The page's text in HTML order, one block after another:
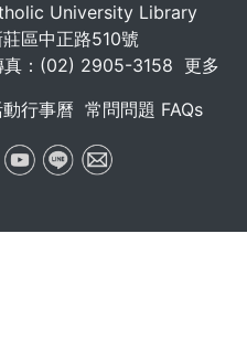
University Library
區中正路510號
：(02) 2905-3158 更多
行事曆 常問問題 FAQs